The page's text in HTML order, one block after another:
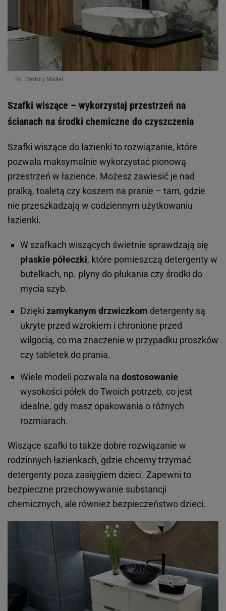
fot. Merkury Market
Szafki wiszące – wykorzystaj przestrzeń na
ścianach na środki chemiczne do czyszczenia
Szafki wiszące do łazienki to rozwiązanie, które
pozwala maksymalnie wykorzystać pionową
przestrzeń w łazience. Możesz zawiesić je nad
pralką, toaletą czy koszem na pranie – tam, gdzie
nie przeszkadzają w codziennym użytkowaniu
łazienki.
W szafkach wiszących świetnie sprawdzają się
płaskie półeczki, które pomieszczą detergenty w
butelkach, np. płyny do płukania czy środki do
mycia szyb.
Dzięki zamykanym drzwiczkom detergenty są
ukryte przed wzrokiem i chronione przed
wilgocią, co ma znaczenie w przypadku proszków
czy tabletek do prania.
Wiele modeli pozwala na dostosowanie
wysokości półek do Twoich potrzeb, co jest
idealne, gdy masz opakowania o różnych
rozmiarach.
Wiszące szafki to także dobre rozwiązanie w
rodzinnych łazienkach, gdzie chcemy trzymać
detergenty poza zasięgiem dzieci. Zapewni to
bezpieczne przechowywanie substancji
chemicznych, ale również bezpieczeństwo dzieci.